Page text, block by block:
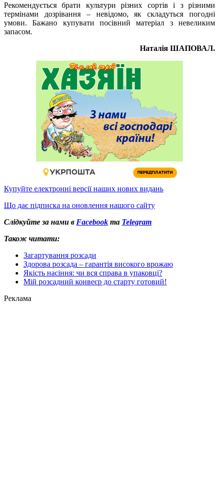
Рекомендується брати культури різних сортів і з різними
термінами дозрівання – невідомо, як складуться погодні
умови. Бажано купувати посівний матеріал з невеликим
запасом.
Наталія ШАПОВАЛ.
Купуйте електронні версії наших нових видань
Що дає підписка на оновлення нашого сайту
Слідкуйте за нами в Facebook та Telegram
Також читати:
Загартування розсади
Здорова розсада – гарантія високого врожаю
Якість насіння: чи вся справа в упаковці?
Мій розсадний конвеєр до старту готовий!
Реклама